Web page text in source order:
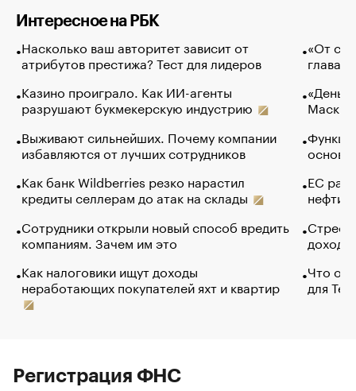
Интересное на РБК
Насколько ваш авторитет зависит от
атрибутов престижа? Тест для лидеров
Казино проиграло. Как ИИ-агенты
разрушают букмекерскую индустрию
Выживают сильнейших. Почему компании
избавляются от лучших сотрудников
Как банк Wildberries резко нарастил
кредиты селлерам до атак на склады
Сотрудники открыли новый способ вредить
компаниям. Зачем им это
Как налоговики ищут доходы
неработающих покупателей яхт и квартир
«От
глава
Маск в
основ
ЕС
нефти
Что
для
Регистрация ФНС